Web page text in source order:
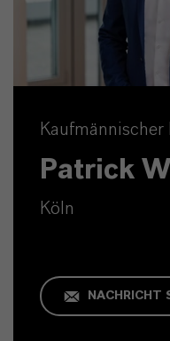
Kaufmännischer
Patrick
Köln
NACHRICHT